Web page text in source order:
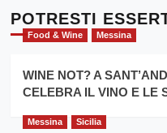
l’
evento
per
la
filiera
grano
Cronoscalata
Giarre
Montesalice
per
il
anno
POTRESTI
Food & Wine Messina
WINE NOT? A
CELEBRA IL VINO E LE
Messina Sicilia